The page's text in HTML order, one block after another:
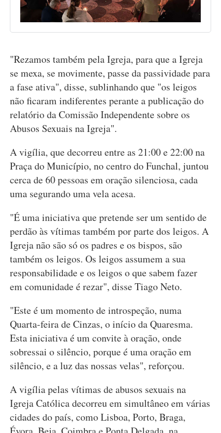
"Rezamos também pela Igreja, para que a Igreja
se mexa, se movimente, passe da passividade para
a fase ativa", disse, sublinhando que "os leigos
não ficaram indiferentes perante a publicação do
relatório da Comissão Independente sobre os
Abusos Sexuais na Igreja".
A vigília, que decorreu entre as 21:00 e 22:00 na
Praça do Município, no centro do Funchal, juntou
cerca de 60 pessoas em oração silenciosa, cada
uma segurando uma vela acesa.
"É uma iniciativa que pretende ser um sentido de
perdão às vítimas também por parte dos leigos. A
Igreja não são só os padres e os bispos, são
também os leigos. Os leigos assumem a sua
responsabilidade e os leigos o que sabem fazer
em comunidade é rezar", disse Tiago Neto.
"Este é um momento de introspeção, numa
Quarta-feira de Cinzas, o início da Quaresma.
Esta iniciativa é um convite à oração, onde
sobressai o silêncio, porque é uma oração em
silêncio, e a luz das nossas velas", reforçou.
A vigília pelas vítimas de abusos sexuais na
Igreja Católica decorreu em simultâneo em várias
cidades do país, como Lisboa, Porto, Braga,